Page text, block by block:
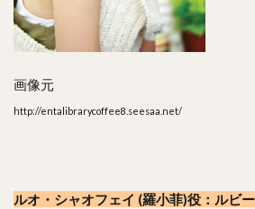
画像元
http://entalibrarycoffee8.seesaa.net/
ルオ・シャオフェイ (羅小菲)役：ルビ